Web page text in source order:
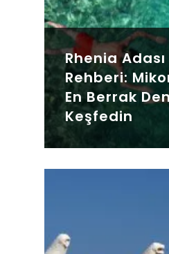
Rhenia Adası
Rehberi:
En Berrak
Keşfedin